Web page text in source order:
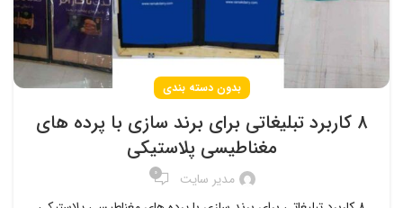
بدون دسته بندی
8 کاربرد تبلیغاتی برای برند سازی با پرده های
مغناطیسی پلاستیکی
مدیر سایت 0